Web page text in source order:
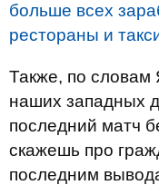
больше всех
рестораны и
Также, по словам
наших западных
последний матч
скажешь про
последним